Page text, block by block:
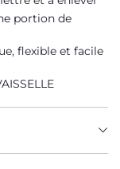
portion de
flexible et facile